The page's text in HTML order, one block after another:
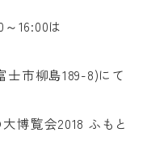
16:00は
市柳島189-8)にて
博覧会2018 ふもと